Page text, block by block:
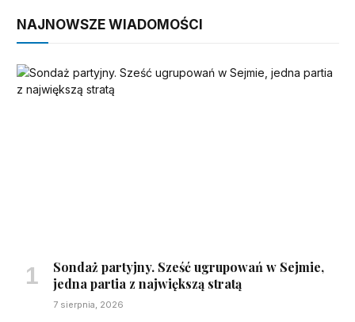
NAJNOWSZE WIADOMOŚCI
Sondaż partyjny. Sześć ugrupowań w Sejmie,
jedna partia z największą stratą
7 sierpnia, 2026